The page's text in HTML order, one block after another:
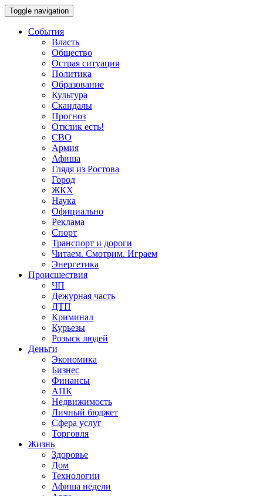
Toggle navigation
События
Власть
Общество
Острая ситуация
Политика
Образование
Культура
Скандалы
Прогноз
Отклик есть!
СВО
Армия
Афиша
Глядя из Ростова
Город
ЖКХ
Наука
Официально
Реклама
Спорт
Транспорт и дороги
Читаем. Смотрим. Играем
Энергетика
Происшествия
ЧП
Дежурная часть
ДТП
Криминал
Курьезы
Розыск людей
Деньги
Экономика
Бизнес
Финансы
АПК
Недвижимость
Личный бюджет
Сфера услуг
Торговля
Жизнь
Здоровье
Дом
Технологии
Афиша недели